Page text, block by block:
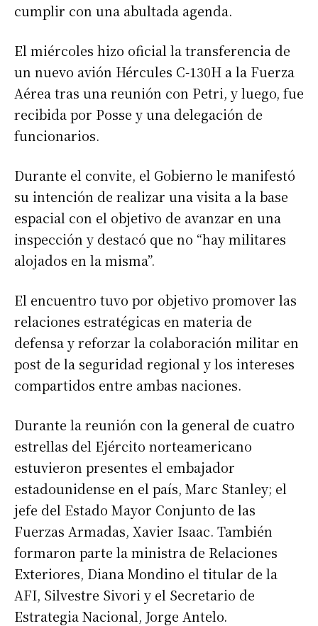
cumplir con una abultada agenda.
El miércoles hizo oficial la transferencia de
un nuevo avión Hércules C-130H a la Fuerza
Aérea tras una reunión con Petri, y luego, fue
recibida por Posse y una delegación de
funcionarios.
Durante el convite, el Gobierno le manifestó
su intención de realizar una visita a la base
espacial con el objetivo de avanzar en una
inspección y destacó que no “hay militares
alojados en la misma”.
El encuentro tuvo por objetivo promover las
relaciones estratégicas en materia de
defensa y reforzar la colaboración militar en
post de la seguridad regional y los intereses
compartidos entre ambas naciones.
Durante la reunión con la general de cuatro
estrellas del Ejército norteamericano
estuvieron presentes el embajador
estadounidense en el país, Marc Stanley; el
jefe del Estado Mayor Conjunto de las
Fuerzas Armadas, Xavier Isaac. También
formaron parte la ministra de Relaciones
Exteriores, Diana Mondino el titular de la
AFI, Silvestre Sivori y el Secretario de
Estrategia Nacional, Jorge Antelo.